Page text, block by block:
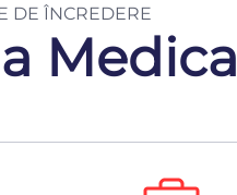
DE ÎNCREDERE